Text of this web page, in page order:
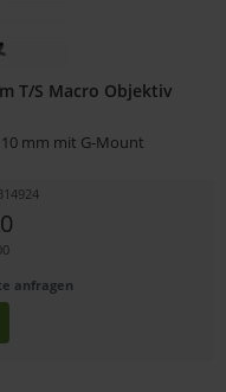
T/S Macro Objektiv
mm mit G-Mount
anfragen